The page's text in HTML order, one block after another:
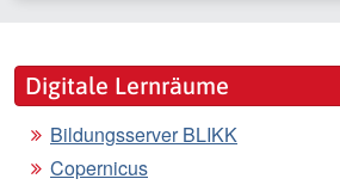
Digitale Lernräume
Bildungsserver BLIKK
Copernicus